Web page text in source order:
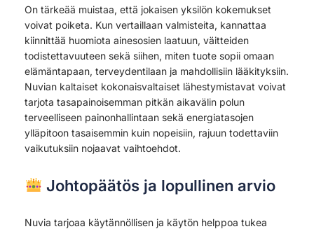
On tärkeää muistaa, että jokaisen yksilön kokemukset
voivat poiketa. Kun vertaillaan valmisteita, kannattaa
kiinnittää huomiota ainesosien laatuun, väitteiden
todistettavuuteen sekä siihen, miten tuote sopii omaan
elämäntapaan, terveydentilaan ja mahdollisiin lääkityksiin.
Nuvian kaltaiset kokonaisvaltaiset lähestymistavat voivat
tarjota tasapainoisemman pitkän aikavälin polun
terveelliseen painonhallintaan sekä energiatasojen
ylläpitoon tasaisemmin kuin nopeisiin, rajuun todettaviin
vaikutuksiin nojaavat vaihtoehdot.
Johtopäätös ja lopullinen arvio
Nuvia tarjoaa käytännöllisen ja käytön helppoa tukea